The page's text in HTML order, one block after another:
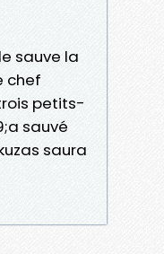
sauve la
chef
petits-
sauvé
saura